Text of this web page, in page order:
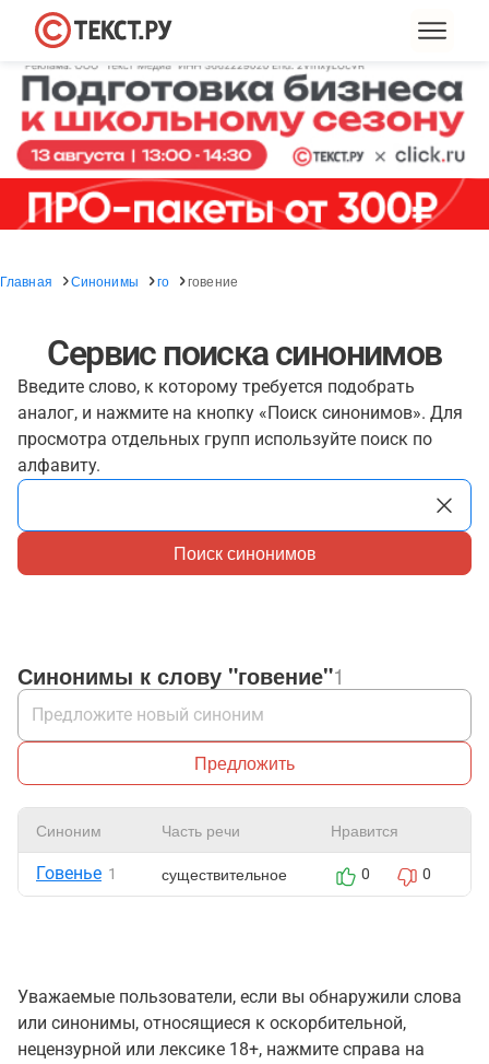
Главная Синонимы го говение
Сервис поиска синонимов
Введите слово, к которому требуется подобрать
аналог, и нажмите на кнопку «Поиск синонимов». Для
просмотра отдельных групп используйте поиск по
алфавиту.
Поиск синонимов
Синонимы к слову "говение"1
Предложить
Синоним Часть речи Нравится
Говенье 1 существительное 0 0
Уважаемые пользователи, если вы обнаружили слова
или синонимы, относящиеся к оскорбительной,
нецензурной или лексике 18+, нажмите справа на